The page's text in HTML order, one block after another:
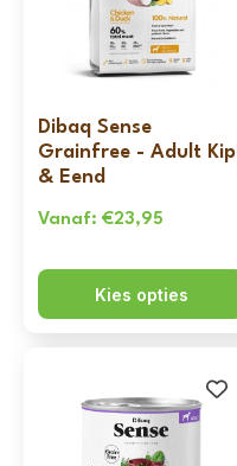
Dibaq Sense
Grainfree - Adult Kip
& Eend
Vanaf: €23,95
Kies opties